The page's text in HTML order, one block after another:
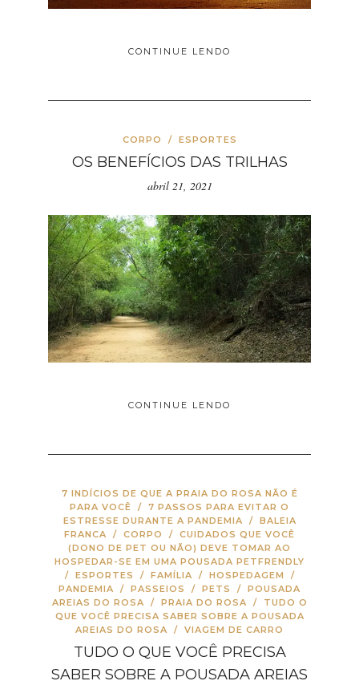
CONTINUE LENDO
CORPO / ESPORTES
OS BENEFÍCIOS DAS TRILHAS
abril 21, 2021
CONTINUE LENDO
7 INDÍCIOS DE QUE A PRAIA DO ROSA NÃO É
PARA VOCÊ / 7 PASSOS PARA EVITAR O
ESTRESSE DURANTE A PANDEMIA / BALEIA
FRANCA / CORPO / CUIDADOS QUE VOCÊ
(DONO DE PET OU NÃO) DEVE TOMAR AO
HOSPEDAR-SE EM UMA POUSADA PETFRENDLY
/ ESPORTES / FAMÍLIA / HOSPEDAGEM
/
PANDEMIA / PASSEIOS / PETS / POUSADA
AREIAS DO ROSA / PRAIA DO ROSA /
TUDO O
QUE VOCÊ PRECISA SABER SOBRE A POUSADA
AREIAS DO ROSA / VIAGEM DE CARRO
TUDO O QUE VOCÊ PRECISA
SABER SOBRE A POUSADA AREIAS